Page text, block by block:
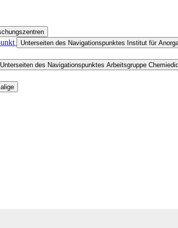
Unterseiten des Navigationspunktes Institut für
Unterseiten des Navigationspunktes Arbeitsgruppe